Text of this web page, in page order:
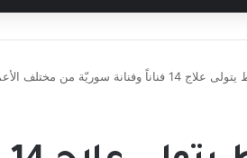
وفنانة سوريّة من مختلف الأعمار